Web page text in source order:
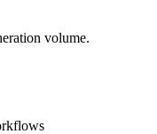
volume.